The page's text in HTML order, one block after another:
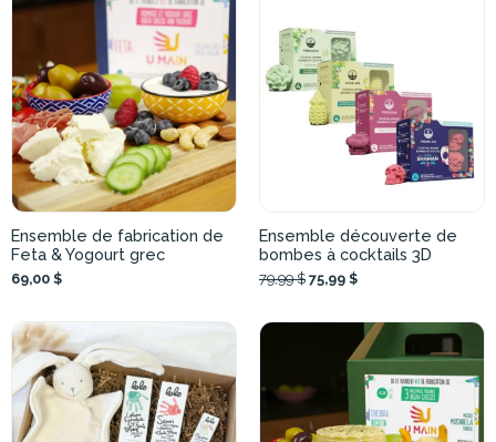
Ensemble de fabrication de
Feta & Yogourt grec
69,00 $
Ensemble découverte de
bombes à cocktails 3D
79,99 $ 75,99 $